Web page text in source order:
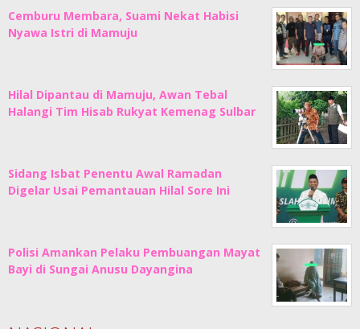
Cemburu Membara, Suami Nekat Habisi
Nyawa Istri di Mamuju
Hilal Dipantau di Mamuju, Awan Tebal
Halangi Tim Hisab Rukyat Kemenag Sulbar
Sidang Isbat Penentu Awal Ramadan
Digelar Usai Pemantauan Hilal Sore Ini
Polisi Amankan Pelaku Pembuangan Mayat
Bayi di Sungai Anusu Dayangina